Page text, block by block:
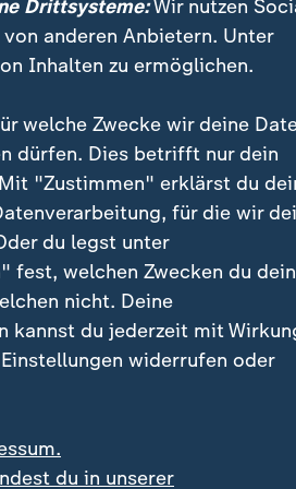
Bei der Preisverleihung
ICE.
Applaus. Draußen, jenseits
klingt das zum Teil ganz
nicht nur wegen seiner
Drittsysteme:Wir nutzen
anderen Anbietern. Unter
Inhalten zu ermöglichen.
welche Zwecke wir deine
dürfen. Dies betrifft nur dein
"Zustimmen" erklärst du
für die wir
du legst unter
fest, welchen Zwecken du
nicht. Deine
kannst du jederzeit mit
widerrufen oder
du in unserer